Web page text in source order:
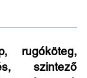
rugóköteg,
szintező